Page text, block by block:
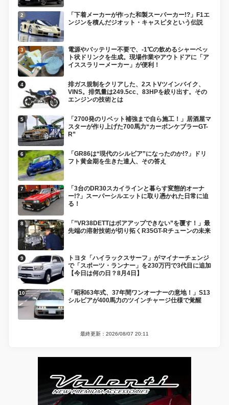
「下着メーカーが作った和製スーパーカー!?」F1エ
ンジンを積んだジオット・キャスピタという伝説
電源やバッテリー不要で、-1℃の飲めるシャーベッ
ト状ドリンクを生成。現場作業やアウトドアに「ア
イススラリーメーカー」が便利！
排ガス規制をクリアした、2ストVツインバイク、
VINS。排気量は249.5cc、83HPを絞り出す。その
エンジンの技術とは
「2700発のリベット補強まで自ら施工！」居酒屋マ
スターが作り上げた700馬力“カーボンケブラーGT-
R”
「GR86は“現代のシルビア”になったのか!?」ドリ
フト黄金期を生きた達人、その答え
「3台のDR30スカイラインと暮らす変態的オーナ
ー!?」スーパーシルエットに取り憑かれた日常に迫
る！
「”VR38DETTはボアアップできない”を覆す！」最
先端の溶射技術が切り拓くR35GT-Rチューンの未来
トヨタ「ハイラックスサーフ」がマイナーチェンジ
で「スポーツ・ランナー」を230万円で3代目に追加
【今日は何の日？8月4日】
「昭和63年式、37年間ワンオーナーの意地！」S13
シルビアが400馬力のツインチャージ仕様で覚醒
最終更新：2026/08/07 20:11